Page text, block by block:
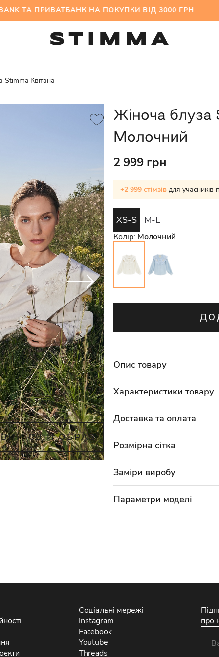
ТА ПРИВАТБАНК НА ПОКУПКИ ВІД 3000 ГРН
Stimma Квітана
СВІЙ ОБРАЗ
Жіноча блуза
Молочний
2 999 грн
+2 999 стімзів для учасників
XS-S M-L
Колір: Молочний
Опис товару
Характеристики товару
Доставка та оплата
Розмірна сітка
Заміри виробу
Параметри моделі
Соціальні мережі
Instagram
Facebook
Youtube
Threads
про